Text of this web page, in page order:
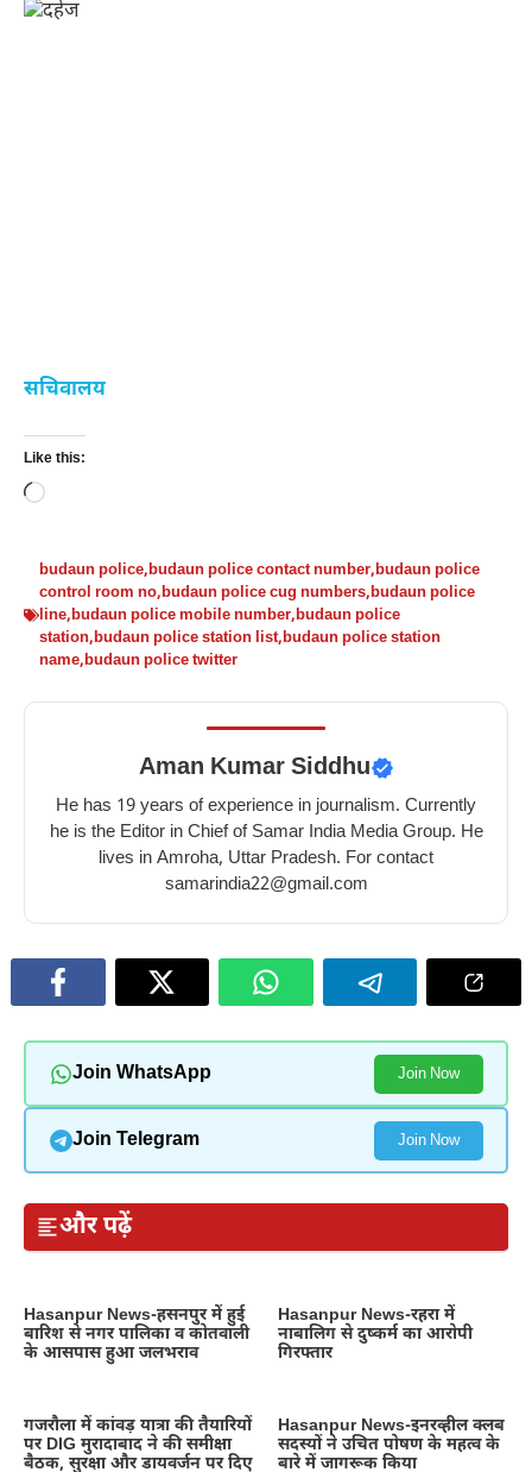
सचिवालय
Like this:
Loading…
budaun police,budaun police contact number,budaun police
control room no,budaun police cug numbers,budaun police
line,budaun police mobile number,budaun police
station,budaun police station list,budaun police station
name,budaun police twitter
Aman Kumar Siddhu
He has 19 years of experience in journalism. Currently
he is the Editor in Chief of Samar India Media Group. He
lives in Amroha, Uttar Pradesh. For contact
samarindia22@gmail.com
Join WhatsApp Join Now
Join Telegram Join Now
और पढ़ें
Hasanpur News-हसनपुर में हुई
बारिश से नगर पालिका व कोतवाली
के आसपास हुआ जलभराव
Hasanpur News-रहरा में
नाबालिग से दुष्कर्म का आरोपी
गिरफ्तार
गजरौला में कांवड़ यात्रा की तैयारियों
पर DIG मुरादाबाद ने की समीक्षा
बैठक, सुरक्षा और डायवर्जन पर दिए
Hasanpur News-इनरव्हील क्लब
सदस्यों ने उचित पोषण के महत्व के
बारे में जागरूक किया